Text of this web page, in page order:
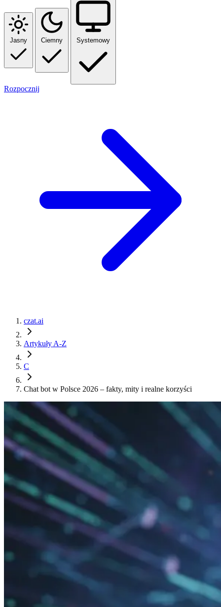
Jasny Ciemny Systemowy
Rozpocznij
czat.ai
Artykuły A-Z
C
Chat bot w Polsce 2026 – fakty, mity i realne korzyści